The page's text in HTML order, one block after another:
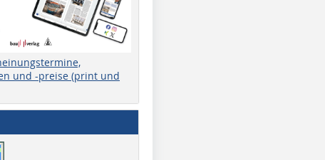
und -preise (print und